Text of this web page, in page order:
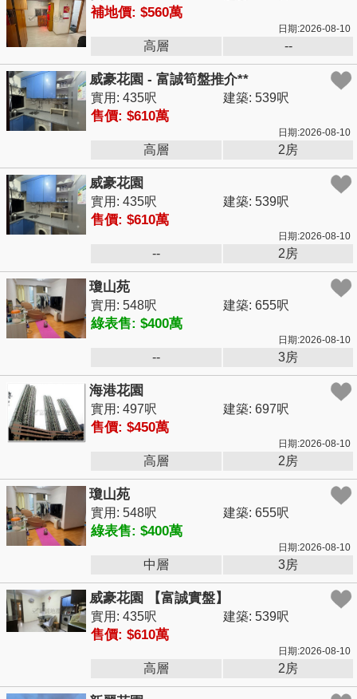
補地價: $560萬
日期:2026-08-10
高層 --
威豪花園 - 富誠筍盤推介**
實用: 435呎 建築: 539呎
售價: $610萬
日期:2026-08-10
高層 2房
威豪花園
實用: 435呎 建築: 539呎
售價: $610萬
日期:2026-08-10
-- 2房
瓊山苑
實用: 548呎 建築: 655呎
綠表售: $400萬
日期:2026-08-10
-- 3房
海港花園
實用: 497呎 建築: 697呎
售價: $450萬
日期:2026-08-10
高層 2房
瓊山苑
實用: 548呎 建築: 655呎
綠表售: $400萬
日期:2026-08-10
中層 3房
威豪花園 【富誠實盤】
實用: 435呎 建築: 539呎
售價: $610萬
日期:2026-08-10
高層 2房